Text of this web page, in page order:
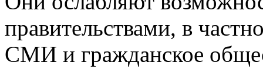
правительствами, в
СМИ и гражданское